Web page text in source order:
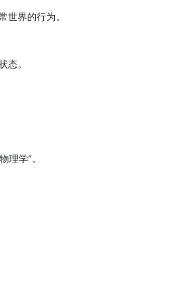
世界的行为。
态。
学”。